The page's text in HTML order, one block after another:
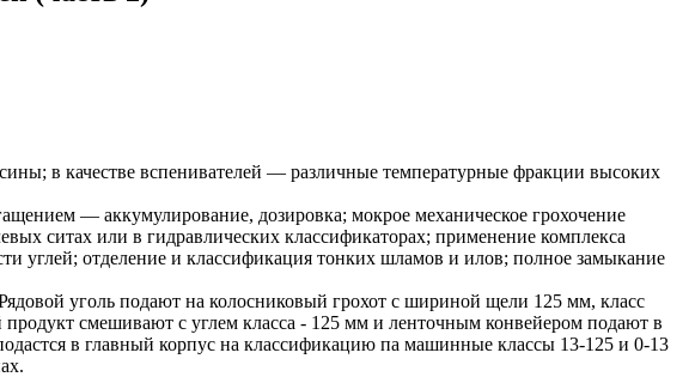
в качестве вспенивателей — различные температурные фракции высоких
— аккумулирование, дозировка; мокрое механическое грохочение
ситах или в гидравлических классификаторах; применение комплекса
углей; отделение и классификация тонких шламов и илов; полное замыкание
уголь подают на колосниковый грохот с шириной щели 125 мм, класс
смешивают с углем класса - 125 мм и ленточным конвейером подают в
в главный корпус на классификацию па машинные классы 13-125 и 0-13